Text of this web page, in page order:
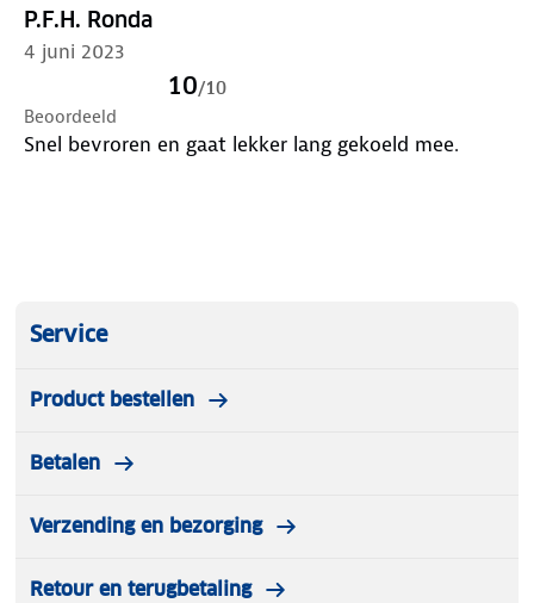
P.F.H. Ronda
4 juni 2023
10/10
Beoordeeld
Snel bevroren en gaat lekker lang gekoeld mee.
Service
Product bestellen
Betalen
Verzending en bezorging
Retour en terugbetaling